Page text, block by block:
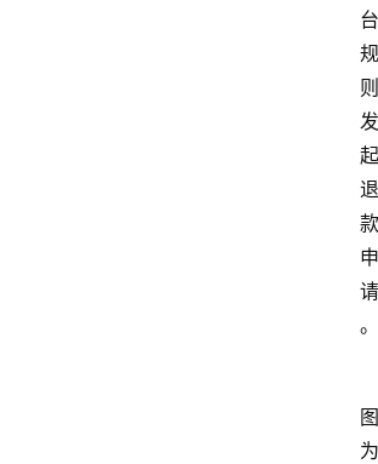
台
规
则
发
起
退
款
申
请
。
图
为